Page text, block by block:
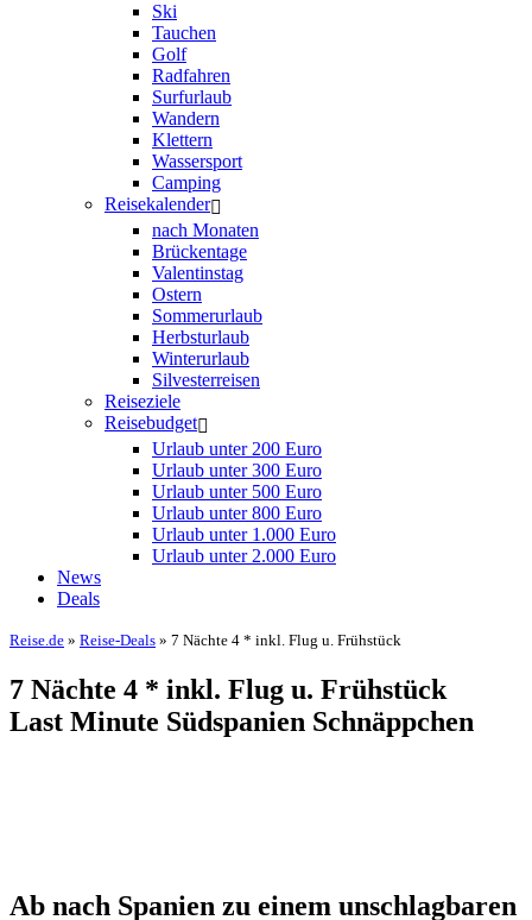
Ski
Tauchen
Golf
Radfahren
Surfurlaub
Wandern
Klettern
Wassersport
Camping
Reisekalender
nach Monaten
Brückentage
Valentinstag
Ostern
Sommerurlaub
Herbsturlaub
Winterurlaub
Silvesterreisen
Reiseziele
Reisebudget
Urlaub unter 200 Euro
Urlaub unter 300 Euro
Urlaub unter 500 Euro
Urlaub unter 800 Euro
Urlaub unter 1.000 Euro
Urlaub unter 2.000 Euro
News
Deals
Reise.de » Reise-Deals » 7 Nächte 4 * inkl. Flug u. Frühstück
7 Nächte 4 * inkl. Flug u. Frühstück
Last Minute Südspanien Schnäppchen
Ab nach Spanien zu einem unschlagbaren